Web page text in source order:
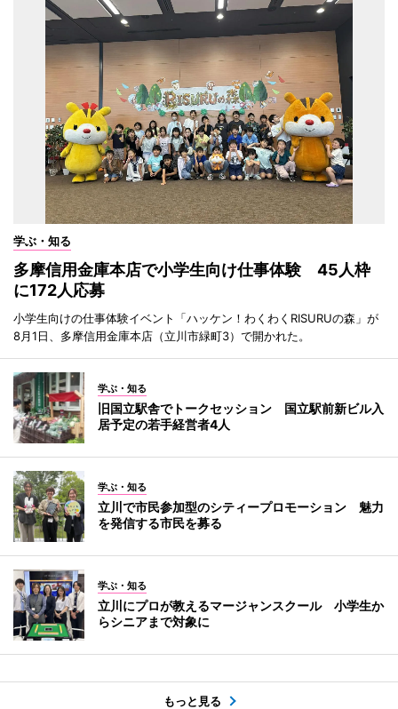
学ぶ・知る
多摩信用金庫本店で小学生向け仕事体験 45人枠
に172人応募
小学生向けの仕事体験イベント「ハッケン！わくわくRISURUの森」が
8月1日、多摩信用金庫本店（立川市緑町3）で開かれた。
学ぶ・知る
旧国立駅舎でトークセッション 国立駅前新ビル入
居予定の若手経営者4人
学ぶ・知る
立川で市民参加型のシティープロモーション 魅力
を発信する市民を募る
学ぶ・知る
立川にプロが教えるマージャンスクール 小学生か
らシニアまで対象に
もっと見る